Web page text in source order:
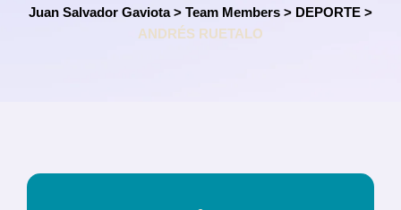
Juan Salvador Gaviota> Team Members > DEPORTE >
ANDRÉS RUETALO